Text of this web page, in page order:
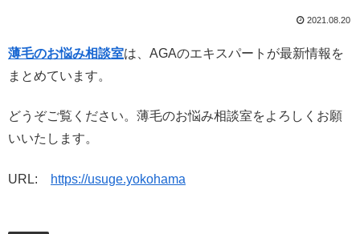
2021.08.20
薄毛のお悩み相談室は、AGAのエキスパートが最新情報を
まとめています。
どうぞご覧ください。薄毛のお悩み相談室をよろしくお願
いいたします。
URL: https://usuge.yokohama